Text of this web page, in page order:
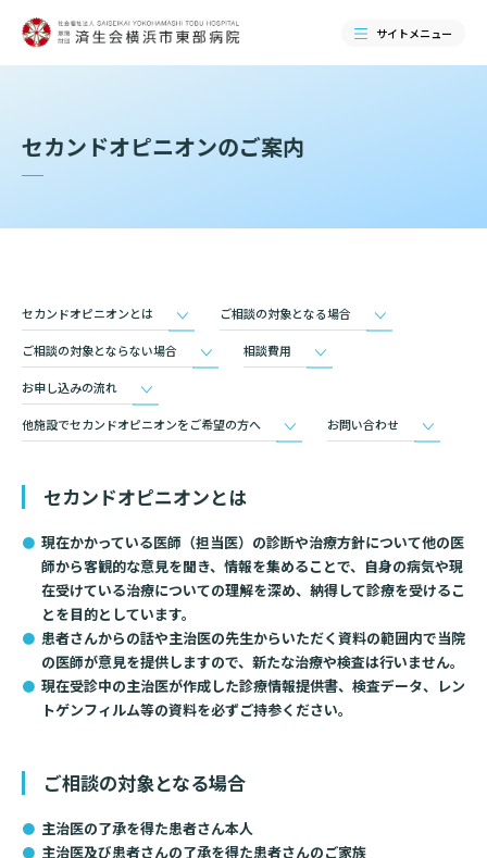
サイトメニュー
当院のご紹介
基本情報
院長あいさつ
幹部紹介
理念・方針・患者さんの権利
施設概要と沿革
情報公開
厚生労働大臣が定める掲示事項
ご来院される方へ
ご来院される方へトップ
外来について
初診の方へ
再診の方へ
外来のお会計について
入院・面会について
診療科・センター・部門
医療機関・医療者の方へ
医療機関・医療者の方へトップ
患者さんのご紹介方法
医療連携センター長ごあいさつ
お知らせ
イベント
採用情報
セカンドオピニオンのご案内
セカンドオピニオンとは ご相談の対象となる場合
ご相談の対象とならない場合 相談費用
お申し込みの流れ
他施設でセカンドオピニオンをご希望の方へ お問い合わせ
セカンドオピニオンとは
現在かかっている医師（担当医）の診断や治療方針について他の医
師から客観的な意見を聞き、情報を集めることで、自身の病気や現
在受けている治療についての理解を深め、納得して診療を受けるこ
とを目的としています。
患者さんからの話や主治医の先生からいただく資料の範囲内で当院
の医師が意見を提供しますので、新たな治療や検査は行いません。
現在受診中の主治医が作成した診療情報提供書、検査データ、レン
トゲンフィルム等の資料を必ずご持参ください。
ご相談の対象となる場合
主治医の了承を得た患者さん本人
主治医及び患者さんの了承を得た患者さんのご家族